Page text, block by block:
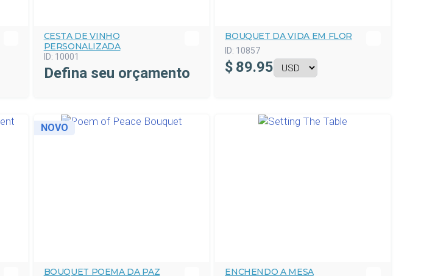
CESTA DE VINHO
PERSONALIZADA
ID: 10001
Defina seu orçamento
BOUQUET DA VIDA EM FLOR
ID: 10857
$ 89.95
NOVO
BOUQUET POEMA DA PAZ ENCHENDO A MESA